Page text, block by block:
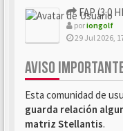
FAP (3.0
poriongolf
29 Jul 2026,
AVISO
Esta comunidad de
guarda relación
matriz Stellantis.